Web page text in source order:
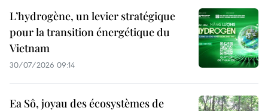
L’hydrogène, un levier stratégique
pour la transition énergétique du
Vietnam
30/07/2026 09:14
Ea Sô, joyau des écosystèmes de